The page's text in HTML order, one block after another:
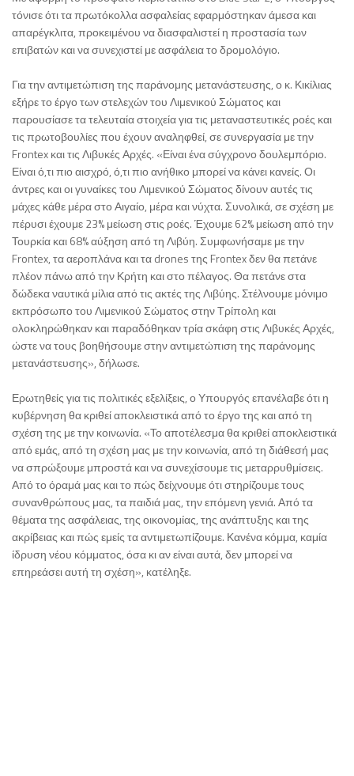
τόνισε ότι τα πρωτόκολλα ασφαλείας εφαρμόστηκαν άμεσα και
απαρέγκλιτα, προκειμένου να διασφαλιστεί η προστασία των
επιβατών και να συνεχιστεί με ασφάλεια το δρομολόγιο.
Για την αντιμετώπιση της παράνομης μετανάστευσης, ο κ. Κικίλιας
εξήρε το έργο των στελεχών του Λιμενικού Σώματος και
παρουσίασε τα τελευταία στοιχεία για τις μεταναστευτικές ροές και
τις πρωτοβουλίες που έχουν αναληφθεί, σε συνεργασία με την
Frontex και τις Λιβυκές Αρχές. «Είναι ένα σύγχρονο δουλεμπόριο.
Είναι ό,τι πιο αισχρό, ό,τι πιο ανήθικο μπορεί να κάνει κανείς. Οι
άντρες και οι γυναίκες του Λιμενικού Σώματος δίνουν αυτές τις
μάχες κάθε μέρα στο Αιγαίο, μέρα και νύχτα. Συνολικά, σε σχέση με
πέρυσι έχουμε 23% μείωση στις ροές. Έχουμε 62% μείωση από την
Τουρκία και 68% αύξηση από τη Λιβύη. Συμφωνήσαμε με την
Frontex, τα αεροπλάνα και τα drones της Frontex δεν θα πετάνε
πλέον πάνω από την Κρήτη και στο πέλαγος. Θα πετάνε στα
δώδεκα ναυτικά μίλια από τις ακτές της Λιβύης. Στέλνουμε μόνιμο
εκπρόσωπο του Λιμενικού Σώματος στην Τρίπολη και
ολοκληρώθηκαν και παραδόθηκαν τρία σκάφη στις Λιβυκές Αρχές,
ώστε να τους βοηθήσουμε στην αντιμετώπιση της παράνομης
μετανάστευσης», δήλωσε.
Ερωτηθείς για τις πολιτικές εξελίξεις, ο Υπουργός επανέλαβε ότι η
κυβέρνηση θα κριθεί αποκλειστικά από το έργο της και από τη
σχέση της με την κοινωνία. «Το αποτέλεσμα θα κριθεί αποκλειστικά
από εμάς, από τη σχέση μας με την κοινωνία, από τη διάθεσή μας
να σπρώξουμε μπροστά και να συνεχίσουμε τις μεταρρυθμίσεις.
Από το όραμά μας και το πώς δείχνουμε ότι στηρίζουμε τους
συνανθρώπους μας, τα παιδιά μας, την επόμενη γενιά. Από τα
θέματα της ασφάλειας, της οικονομίας, της ανάπτυξης και της
ακρίβειας και πώς εμείς τα αντιμετωπίζουμε. Κανένα κόμμα, καμία
ίδρυση νέου κόμματος, όσα κι αν είναι αυτά, δεν μπορεί να
επηρεάσει αυτή τη σχέση», κατέληξε.